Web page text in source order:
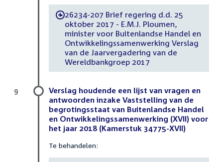
-26234-207 Brief regering d.d. 25
oktober 2017 - E.M.J. Ploumen,
minister voor Buitenlandse Handel en
Ontwikkelingssamenwerking Verslag
van de Jaarvergadering van de
Wereldbankgroep 2017
Verslag houdende een lijst van vragen en
antwoorden inzake Vaststelling van de
begrotingsstaat van Buitenlandse Handel
en Ontwikkelingssamenwerking (XVII) voor
het jaar 2018 (Kamerstuk 34775-XVII)
Te behandelen:
9